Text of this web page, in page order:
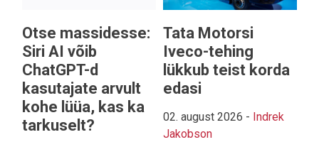
Otse massidesse:
Siri AI võib
ChatGPT-d
kasutajate arvult
kohe lüüa, kas ka
tarkuselt?
Tata Motorsi
Iveco-tehing
lükkub teist korda
edasi
02. august 2026 - Indrek
Jakobson